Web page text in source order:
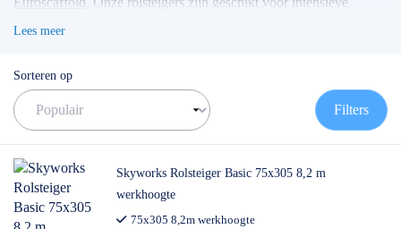
volgens de actuele norm te werken met de
voorloopleuning
TIP: maak gebruik van onze filters om snel
de juiste rolsteiger te vinden!
✅Vrijblijvende offerteop maat
✅ Contact:
0511- 40 25 64, of
Lees meer
Sorteren op
Filters
Skyworks Rolsteiger Basic 75x305 8,2 m
werkhoogte
75x305 8,2m werkhoogte